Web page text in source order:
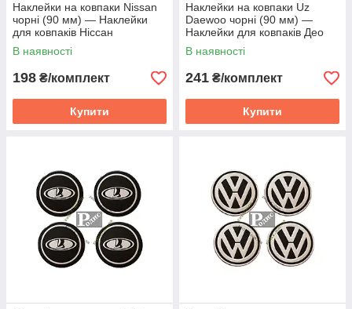
Наклейки на ковпаки Nissan
чорні (90 мм) — Наклейки
для ковпаків Ніссан
В наявності
198 ₴/комплект
Купити
Наклейки на ковпаки Uz
Daewoo чорні (90 мм) —
Наклейки для ковпаків Део
В наявності
241 ₴/комплект
Купити